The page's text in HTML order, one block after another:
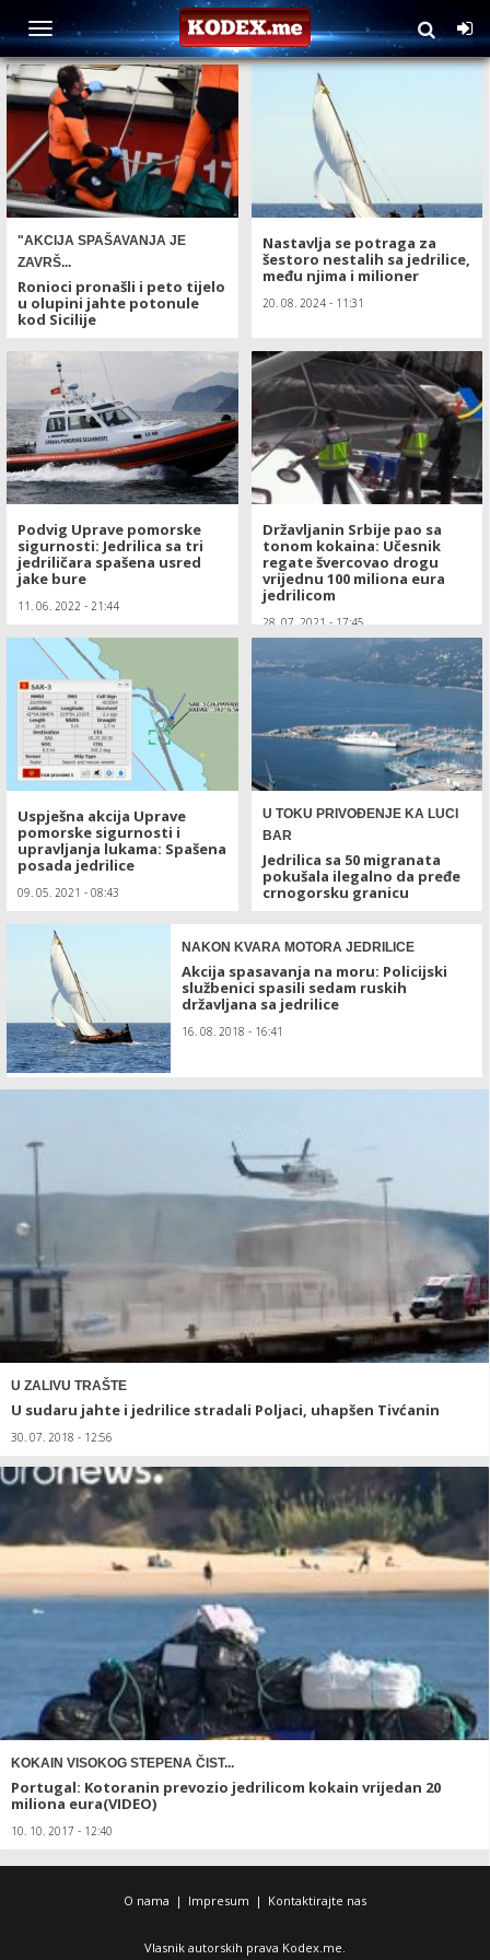
TAG: jedrilica
"AKCIJA SPAŠAVANJA JE
ZAVRŠ...
Ronioci pronašli i peto tijelo
u olupini jahte potonule
kod Sicilije
Nastavlja se potraga za
šestoro nestalih sa jedrilice,
među njima i milioner
20. 08. 2024 - 11:31
Podvig Uprave pomorske
sigurnosti: Jedrilica sa tri
jedriličara spašena usred
jake bure
11. 06. 2022 - 21:44
Državljanin Srbije pao sa
tonom kokaina: Učesnik
regate švercovao drogu
vrijednu 100 miliona eura
jedrilicom
28. 07. 2021 - 17:45
Uspješna akcija Uprave
pomorske sigurnosti i
upravljanja lukama: Spašena
posada jedrilice
09. 05. 2021 - 08:43
U TOKU PRIVOĐENJE KA LUCI
BAR
Jedrilica sa 50 migranata
pokušala ilegalno da pređe
crnogorsku granicu
NAKON KVARA MOTORA JEDRILICE
Akcija spasavanja na moru: Policijski
službenici spasili sedam ruskih
državljana sa jedrilice
16. 08. 2018 - 16:41
U ZALIVU TRAŠTE
U sudaru jahte i jedrilice stradali Poljaci, uhapšen Tivćanin
30. 07. 2018 - 12:56
KOKAIN VISOKOG STEPENA ČIST...
Portugal: Kotoranin prevozio jedrilicom kokain vrijedan 20
miliona eura(VIDEO)
10. 10. 2017 - 12:40
O nama | Impresum | Kontaktirajte nas
Vlasnik autorskih prava Kodex.me.